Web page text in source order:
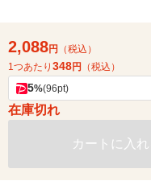
2,088円
（税込）
1つあたり 348円 （税込）
5%(96pt)
在庫切れ
カートに入れ